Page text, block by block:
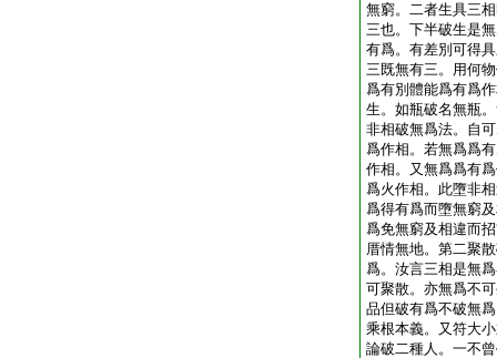
無窮。二者生具三
三也。下半破生是
有爲。有差別可得
三既無有三。用何
爲有別體能爲有爲
生。如瓶破名無瓶
非相破無爲法。自
爲作相。若無爲爲
作相。又無爲爲有
爲火作相。此墮非
爲得有爲而墮無窮
爲免無窮及相違而
厝情無地。第二聚
爲。汝言三相是無
可聚散。亦無爲不
品但破有爲不破無
乘根本義。又符大
論破二種人。一不